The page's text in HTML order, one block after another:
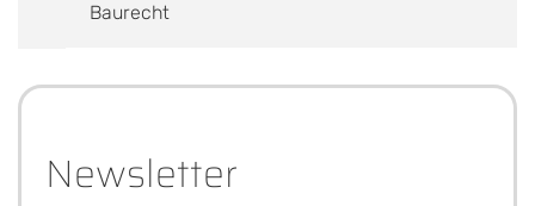
Baurecht
Newsletter